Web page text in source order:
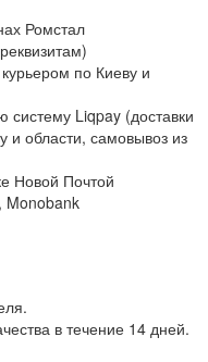
Ромстал
по Киеву и
систему Liqpay (доставки
и области, самовывоз из
Новой Почтой
Monobank
в течение 14 дней.